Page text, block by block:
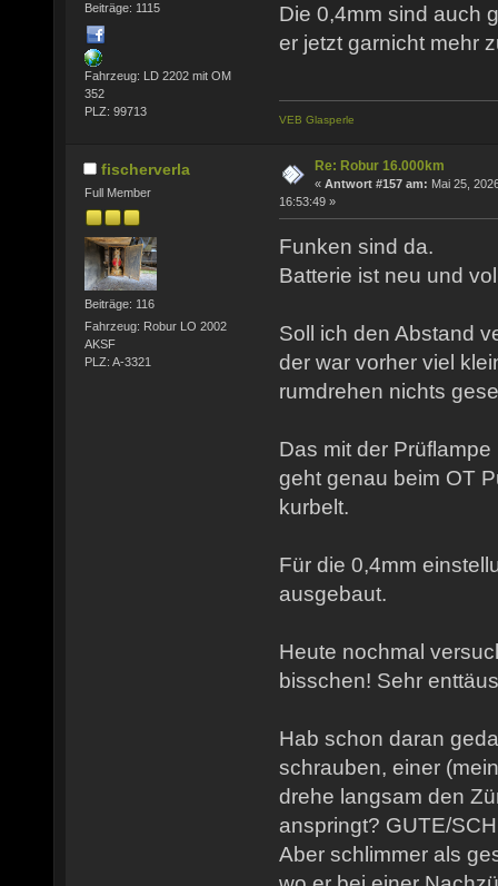
Beiträge: 1115
Fahrzeug: LD 2202 mit OM
352
PLZ: 99713
Die 0,4mm sind auch
er jetzt garnicht mehr
VEB Glasperle
fischerverla
Full Member
Beiträge: 116
Fahrzeug: Robur LO 2002
AKSF
PLZ: A-3321
Re: Robur 16.000km
« Antwort #157 am: Mai 25,
16:53:49 »
Funken sind da.
Batterie ist neu und
Soll ich den Abstand
der war vorher viel
rumdrehen nichts
Das mit der
geht genau beim OT
kurbelt.
Für die 0,4mm
ausgebaut.
Heute nochmal
bisschen! Sehr
Hab schon daran
schrauben, einer
drehe langsam den
anspringt? GUTE/
Aber schlimmer als